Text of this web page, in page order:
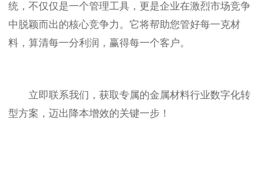
统，不仅仅是一个管理工具，更是企业在激烈市场竞争
中脱颖而出的核心竞争力。它将帮助您管好每一克材
料，算清每一分利润，赢得每一个客户。
立即联系我们，获取专属的金属材料行业数字化转
型方案，迈出降本增效的关键一步！